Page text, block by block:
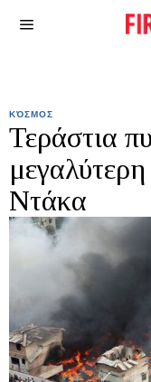
ΚΌΣΜΟΣ
Τεράστια
Ντάκα